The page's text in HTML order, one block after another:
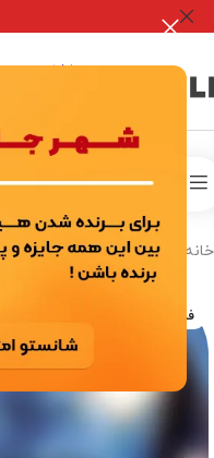
خدمات درون برنامه ای
خانه خدمات درون برنامه ای/
فروخته شده